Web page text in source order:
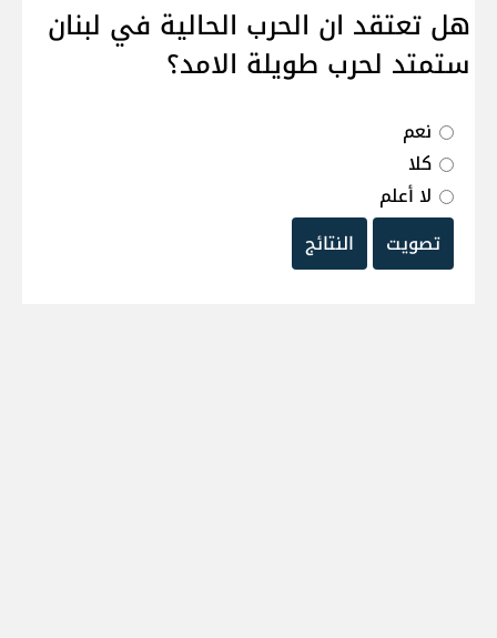
هل تعتقد ان الحرب الحالية في لبنان
ستمتد لحرب طويلة الامد؟
نعم
كلا
لا أعلم
تصويت
النتائج